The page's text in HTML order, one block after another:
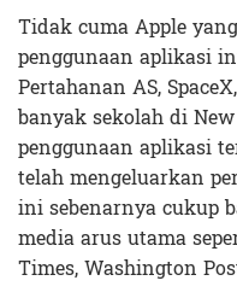
Tidak cuma Apple
penggunaan aplikasi
Pertahanan AS,
banyak sekolah di
penggunaan aplikasi
telah mengeluarkan
ini sebenarnya cukup
media arus utama
Times, Washington